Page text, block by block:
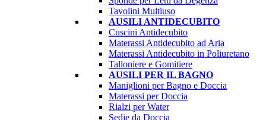
Tavolini Multiuso
AUSILI ANTIDECUBITO
Cuscini Antidecubito
Materassi Antidecubito ad Aria
Materassi Antidecubito in Poliuretano
Talloniere e Gomitiere
AUSILI PER IL BAGNO
Maniglioni per Bagno e Doccia
Materassi per Doccia
Rialzi per Water
Sedie da Doccia